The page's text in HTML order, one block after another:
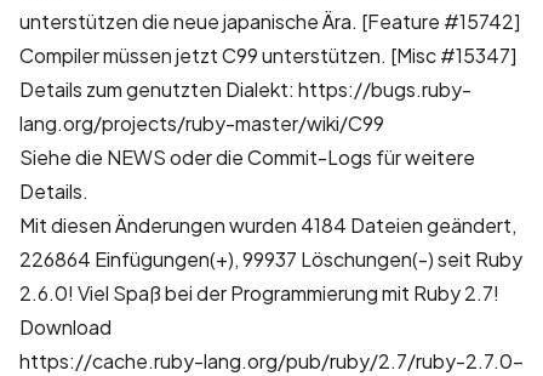
unterstützen die neue japanische Ära. [Feature #15742]
Compiler müssen jetzt C99 unterstützen. [Misc #15347]
Details zum genutzten Dialekt: https://bugs.ruby-
lang.org/projects/ruby-master/wiki/C99
Siehe die NEWSoder dieCommit-Logs für weitere
Details.
Mit diesen Änderungen wurden 4184 Dateien geändert,
226864 Einfügungen(+), 99937 Löschungen(-)seit Ruby
2.6.0! Viel Spaß bei der Programmierung mit Ruby 2.7!
Download
https://cache.ruby-lang.org/pub/ruby/2.7/ruby-2.7.0-